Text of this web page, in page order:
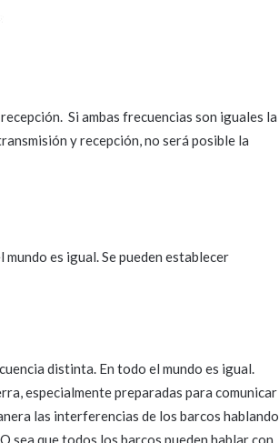
Si ambas frecuencias son iguales la
y recepción, no será posible la
es igual. Se pueden establecer
distinta. En todo el mundo es igual.
especialmente preparadas para comunicar
las interferencias de los barcos hablando
que todos los barcos pueden hablar con